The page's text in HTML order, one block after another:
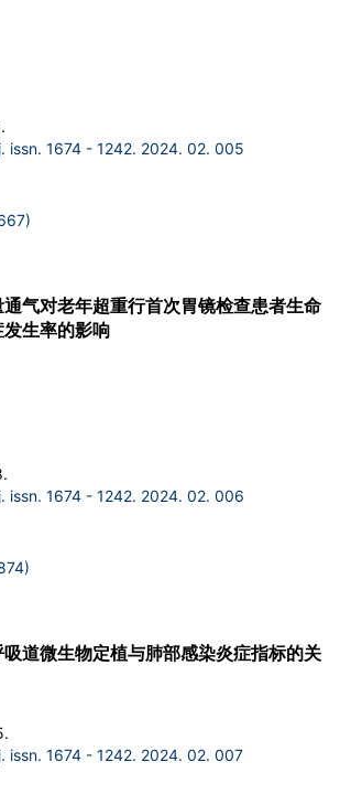
issn. 1674 - 1242. 2024. 02. 005
)
气对老年超重行首次胃镜检查患者生命
生率的影响
issn. 1674 - 1242. 2024. 02. 006
)
道微生物定植与肺部感染炎症指标的关
issn. 1674 - 1242. 2024. 02. 007